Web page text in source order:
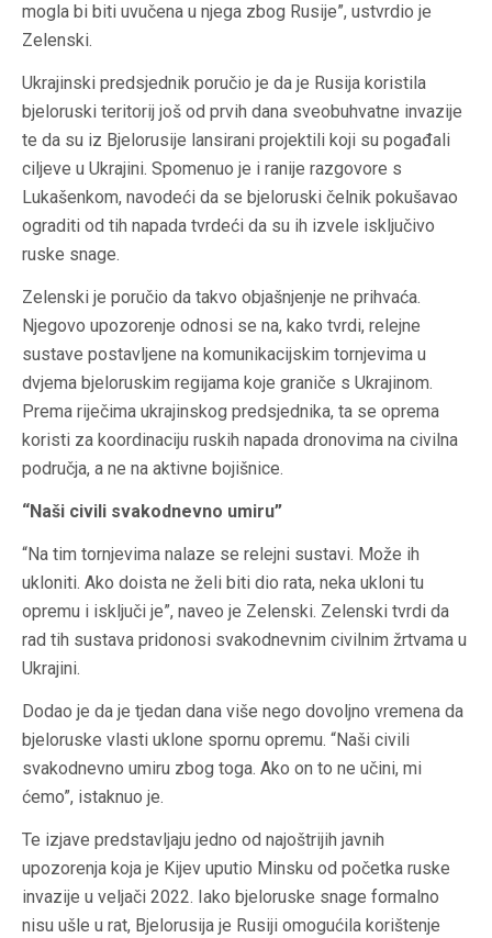
mogla bi biti uvučena u njega zbog Rusije”, ustvrdio je
Zelenski.
Ukrajinski predsjednik poručio je da je Rusija koristila
bjeloruski teritorij još od prvih dana sveobuhvatne invazije
te da su iz Bjelorusije lansirani projektili koji su pogađali
ciljeve u Ukrajini. Spomenuo je i ranije razgovore s
Lukašenkom, navodeći da se bjeloruski čelnik pokušavao
ograditi od tih napada tvrdeći da su ih izvele isključivo
ruske snage.
Zelenski je poručio da takvo objašnjenje ne prihvaća.
Njegovo upozorenje odnosi se na, kako tvrdi, relejne
sustave postavljene na komunikacijskim tornjevima u
dvjema bjeloruskim regijama koje graniče s Ukrajinom.
Prema riječima ukrajinskog predsjednika, ta se oprema
koristi za koordinaciju ruskih napada dronovima na civilna
područja, a ne na aktivne bojišnice.
“Naši civili svakodnevno umiru”
“Na tim tornjevima nalaze se relejni sustavi. Može ih
ukloniti. Ako doista ne želi biti dio rata, neka ukloni tu
opremu i isključi je”, naveo je Zelenski. Zelenski tvrdi da
rad tih sustava pridonosi svakodnevnim civilnim žrtvama u
Ukrajini.
Dodao je da je tjedan dana više nego dovoljno vremena da
bjeloruske vlasti uklone spornu opremu. “Naši civili
svakodnevno umiru zbog toga. Ako on to ne učini, mi
ćemo”, istaknuo je.
Te izjave predstavljaju jedno od najoštrijih javnih
upozorenja koja je Kijev uputio Minsku od početka ruske
invazije u veljači 2022. Iako bjeloruske snage formalno
nisu ušle u rat, Bjelorusija je Rusiji omogućila korištenje